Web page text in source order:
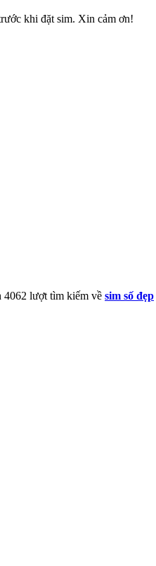
khi đặt sim. Xin cảm ơn!
4062 lượt tìm kiếm về sim số đẹp